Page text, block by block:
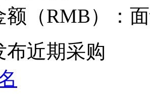
（RMB）：
布近期采购